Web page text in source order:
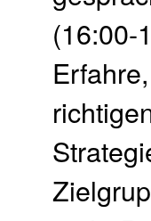
(16:00-